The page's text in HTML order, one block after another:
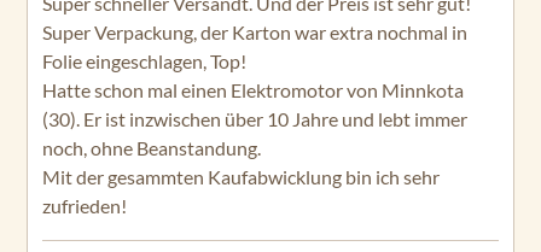
Super Verpackung, der Karton war extra nochmal in
Folie eingeschlagen, Top!
Hatte schon mal einen Elektromotor von Minnkota
(30). Er ist inzwischen über 10 Jahre und lebt immer
noch, ohne Beanstandung.
Mit der gesammten Kaufabwicklung bin ich sehr
zufrieden!